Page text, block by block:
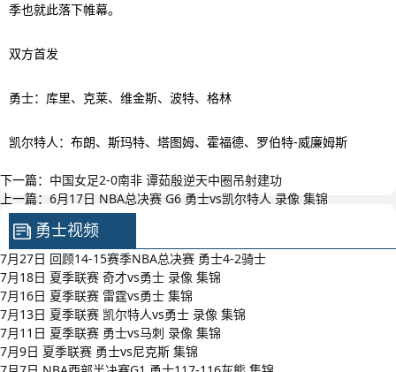
季也就此落下帷幕。
双方首发
勇士：库里、克莱、维金斯、波特、格林
凯尔特人：布朗、斯玛特、塔图姆、霍福德、罗伯特-威廉姆斯
下一篇： 中国女足2-0南非 谭茹殷逆天中圈吊射建功
上一篇： 6月17日 NBA总决赛 G6 勇士vs凯尔特人 录像 集锦
勇士视频
7月27日 回顾14-15赛季NBA总决赛 勇士4-2骑士
7月18日 夏季联赛 奇才vs勇士 录像 集锦
7月16日 夏季联赛 雷霆vs勇士 集锦
7月13日 夏季联赛 凯尔特人vs勇士 录像 集锦
7月11日 夏季联赛 勇士vs马刺 录像 集锦
7月9日 夏季联赛 勇士vs尼克斯 集锦